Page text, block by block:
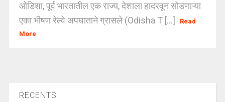
ओडिशा, पूर्व भारतातील एक राज्य, देशाला हादरवून सोडणाऱ्या
एका भीषण रेल्वे अपघाताने ग्रासले (Odisha T [...]
Read
More
RECENTS